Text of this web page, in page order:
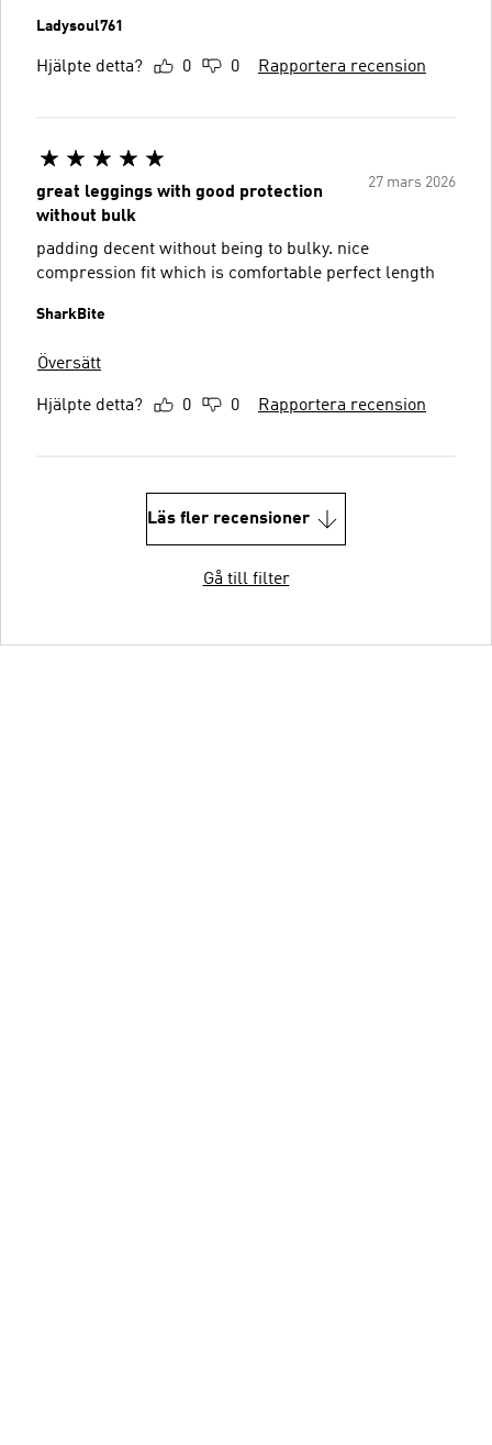
Ladysoul761
Hjälpte detta? 0 0 Rapportera recension
27 mars 2026
great leggings with good protection
without bulk
padding decent without being to bulky. nice
compression fit which is comfortable perfect length
SharkBite
Översätt
Hjälpte detta? 0 0 Rapportera recension
Läs fler recensioner
Gå till filter